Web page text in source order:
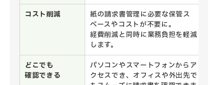
コスト削減
紙の請求書管理に必要な保管ス
ペースやコストが不要に。
経費削減と同時に業務負担を軽減
します。
どこでも
確認できる
パソコンやスマートフォンからア
クセスでき、オフィスや外出先で